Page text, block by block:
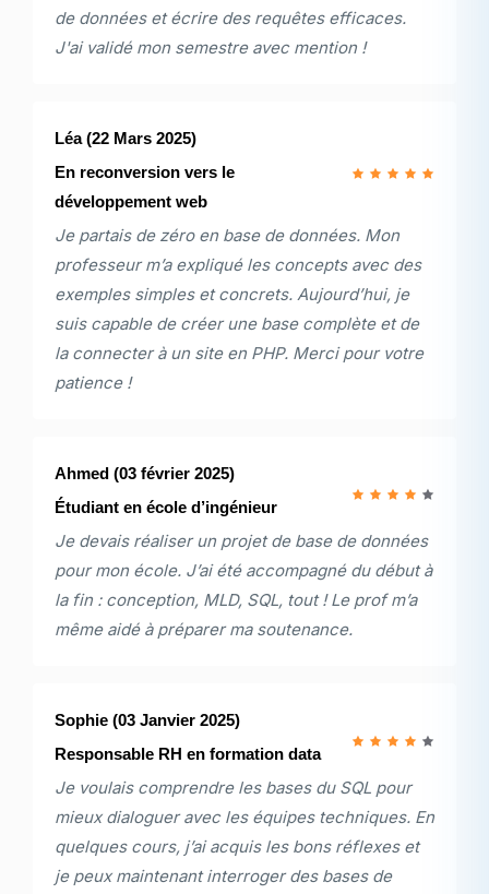
de données et écrire des requêtes efficaces.
J'ai validé mon semestre avec mention !
Léa (22 Mars 2025)
En reconversion vers le
développement web
Je partais de zéro en base de données. Mon
professeur m’a expliqué les concepts avec des
exemples simples et concrets. Aujourd’hui, je
suis capable de créer une base complète et de
la connecter à un site en PHP. Merci pour votre
patience !
Ahmed (03 février 2025)
Étudiant en école d’ingénieur
Je devais réaliser un projet de base de données
pour mon école. J’ai été accompagné du début à
la fin : conception, MLD, SQL, tout ! Le prof m’a
même aidé à préparer ma soutenance.
Sophie (03 Janvier 2025)
Responsable RH en formation data
Je voulais comprendre les bases du SQL pour
mieux dialoguer avec les équipes techniques. En
quelques cours, j’ai acquis les bons réflexes et
je peux maintenant interroger des bases de